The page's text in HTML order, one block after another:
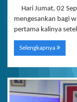
Hari Jumat, 02
mengesankan bagi
pertama kalinya
Selengkapnya